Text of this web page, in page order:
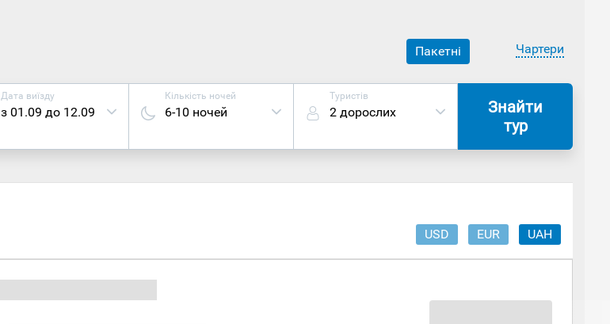
Пакетні Чартери
Дата виїзду
з 01.09 до 12.09
Кількість ночей
6-10 ночей
Туристів
2 дорослих
Знайти
тур
USD EUR UAH